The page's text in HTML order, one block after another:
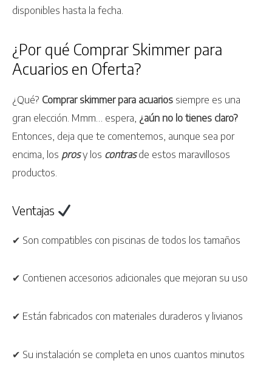
disponibles hasta la fecha.
¿Por qué Comprar Skimmer para
Acuarios en Oferta?
¿Qué? Comprar skimmer para acuarios siempre es una
gran elección. Mmm… espera, ¿aún no lo tienes claro?
Entonces, deja que te comentemos, aunque sea por
encima, los prosy los contrasde estos maravillosos
productos.
Ventajas
✔ Son compatibles con piscinas de todos los tamaños
✔ Contienen accesorios adicionales que mejoran su uso
✔ Están fabricados con materiales duraderos y livianos
✔ Su instalación se completa en unos cuantos minutos